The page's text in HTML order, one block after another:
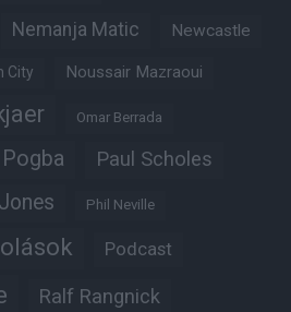
Nemanja Matic Newcastle
City Noussair Mazraoui
Omar Berrada
Pogba Paul Scholes
Phil Neville
Podcast
Ralf Rangnick